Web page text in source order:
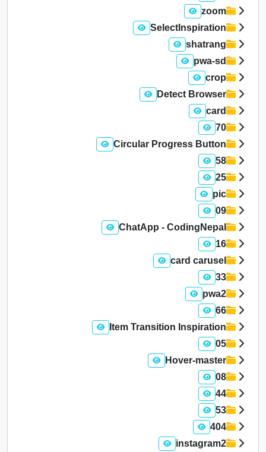
zoom
SelectInspiration
shatrang
pwa-sd
crop
Detect Browser
card
70
Circular Progress Button
58
25
pic
09
ChatApp - CodingNepal
16
card carusel
33
pwa2
66
Item Transition Inspiration
05
Hover-master
08
44
53
404
instagram2